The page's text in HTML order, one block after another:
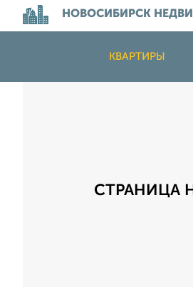
НОВОСИБИРСК
КВАРТИРЫ
СТРАНИЦА